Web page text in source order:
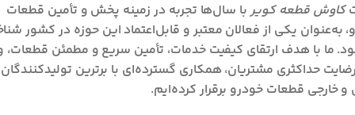
کاوش قطعه کویربا سال‌ها تجربه در زمینه پخش و تأمین قطعات
به‌عنوان یکی از فعالان معتبر و قابل‌اعتماد این حوزه در کشور
ما با هدف ارتقای کیفیت خدمات، تأمین سریع و مطمئن قطعات،
حداکثری مشتریان، همکاری گسترده‌ای با برترین تولیدکنندگان
و خارجی قطعات خودرو برقرار کرده‌ایم.